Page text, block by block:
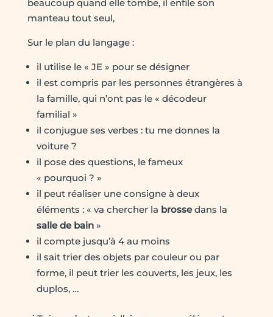
beaucoup quand elle tombe, il enfile son
manteau tout seul,
Sur le plan du langage :
il utilise le « JE » pour se désigner
il est compris par les personnes étrangères à
la famille, qui n’ont pas le « décodeur
familial »
il conjugue ses verbes : tu me donnes la
voiture ?
il pose des questions, le fameux
« pourquoi ? »
il peut réaliser une consigne à deux
éléments : « va chercher la brossedans la
salle de bain»
il compte jusqu’à 4 au moins
il sait trier des objets par couleur ou par
forme, il peut trier les couverts, les jeux, les
duplos, …